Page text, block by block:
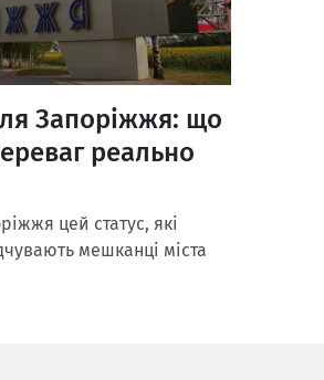
Запоріжжя: що
реально
цей статус, які
мешканці міста